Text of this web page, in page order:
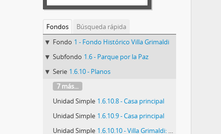
Fondos
Búsqueda rápida
Fondo 1 - Fondo Histórico Villa Grimaldi
Subfondo 1.6 - Parque por la Paz
Serie 1.6.10 - Planos
7 más...
Unidad Simple 1.6.10.8 - Casa principal
Unidad Simple 1.6.10.9 - Casa principal
Unidad Simple 1.6.10.10 - Villa Grimaldi: distribución de dependencias